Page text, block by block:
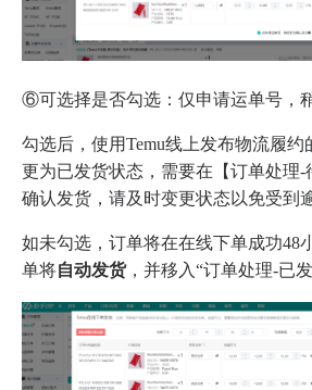
⑥可选择是否勾选：仅申请运单号，
勾选后，使用Temu线上发布物流履
更为已发货状态，需要在【订单处理-
确认发货，请及时变更状态以免受到
如未勾选，订单将在在线下单成功48
单将自动发货，并移入“订单处理-已